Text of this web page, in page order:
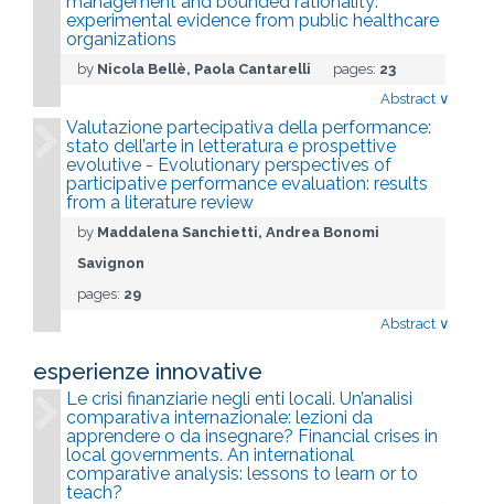
experimental evidence from public healthcare
organizations
by Nicola Bellè, Paola Cantarelli pages: 23
Abstract ∨
Valutazione partecipativa della performance:
stato dell’arte in letteratura e prospettive
evolutive - Evolutionary perspectives of
participative performance evaluation: results
from a literature review
by Maddalena Sanchietti, Andrea Bonomi
Savignon
pages: 29
Abstract ∨
esperienze innovative
Le crisi finanziarie negli enti locali. Un’analisi
comparativa internazionale: lezioni da
apprendere o da insegnare? Financial crises in
local governments. An international
comparative analysis: lessons to learn or to
teach?